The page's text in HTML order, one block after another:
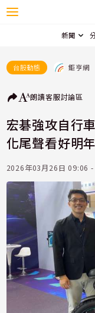
新聞
台股動態 鉅亨網
朗讀客服討論區
宏碁強攻自行
化尾聲看好明
2026年03月26日 09:06 -